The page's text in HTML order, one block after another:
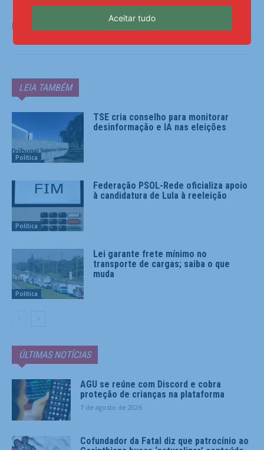
Fonte:
LEIA TAMBÉM
Política
TSE cria conselho para monitorar
desinformação e IA nas eleições
Política
Federação PSOL-Rede oficializa apoio
à candidatura de Lula à reeleição
Política
Lei garante frete mínimo no
transporte de cargas; saiba o que
muda
ÚLTIMAS NOTÍCIAS
AGU se reúne com Discord e cobra
proteção de crianças na plataforma
7 de agosto de 2026
Cofundador da Fatal diz que patrocínio ao
Aceitar tudo